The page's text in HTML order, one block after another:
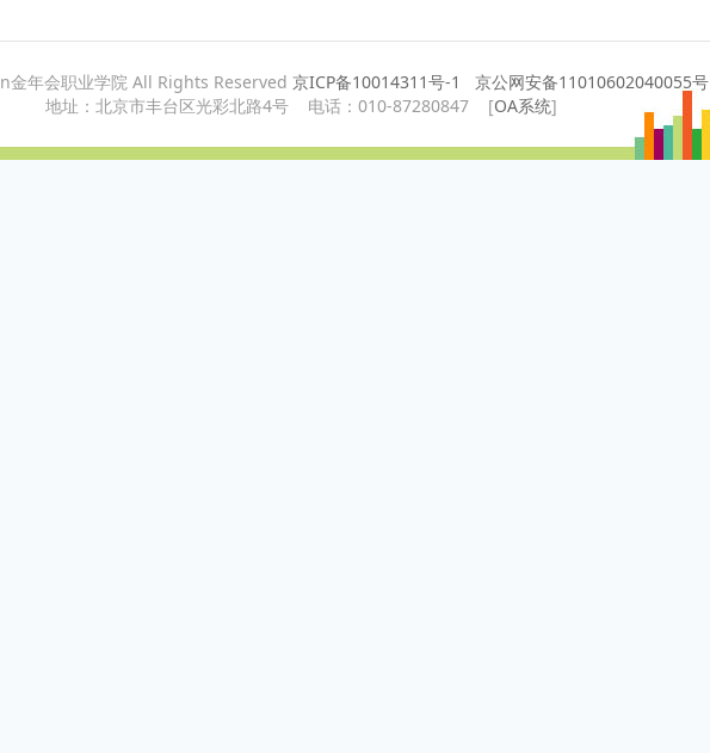
年会职业学院 All Rights Reserved 京ICP备10014311号-1
京公网安备11010602040055号
地址：北京市丰台区光彩北路4号 电话：010-87280847 [OA系统]